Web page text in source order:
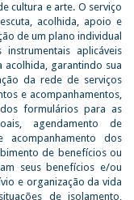
cultura e arte. O serviço
acolhida, apoio e
de um plano individual
aplicáveis
acolhida, garantindo sua
da rede de serviços
e acompanhamentos,
formulários para as
agendamento de
dos
de benefícios ou
seus benefícios e/ou
e organização da vida
de isolamento,